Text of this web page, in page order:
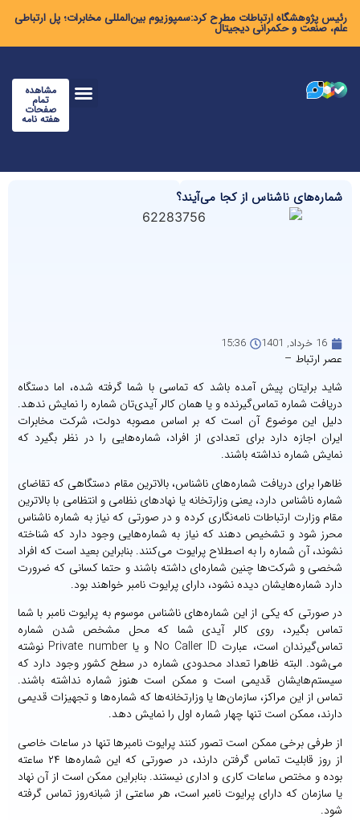
رئیس پژوهشگاه ارتباطات مطرح کرد:سمپوزیوم بین‌المللی مخابرات؛ پل ارتباطی
علم، صنعت و حکمرانی دیجیتال
مشاهده
تمام
صفحات
هفته نامه
شماره‌های ناشناس از کجا می‌آیند؟
16 خرداد, 1401 15:36
عصر ارتباط –
شاید برایتان پیش آمده باشد که تماسی با شما گرفته شده، اما دستگاه
دریافت شماره تماس‌گیرنده و یا همان کالر آیدی‌تان شماره را نمایش ندهد.
دلیل این موضوع آن است که بر اساس مصوبه دولت، شرکت مخابرات
ایران اجازه دارد برای تعدادی از افراد، شماره‌هایی را در نظر بگیرد که
نمایش شماره نداشته باشند.
ظاهرا برای دریافت شماره‌های ناشناس، بالاترین مقام دستگاهی که تقاضای
شماره ناشناس دارد، یعنی وزارتخانه یا نهادهای نظامی و انتظامی با بالاترین
مقام وزارت ارتباطات نامه‌نگاری کرده و در صورتی که نیاز به شماره ناشناس
محرز شود و تشخیص دهند که نیاز به شماره‌هایی وجود دارد که شناخته
نشوند، آن شماره را به اصطلاح پرایوت‌ می‌کنند. بنابراین بعید است که افراد
شخصی و شرکت‌ها چنین شماره‌ای داشته باشند و حتما کسانی که ضرورت
دارد شماره‌هایشان دیده نشود، دارای پرایوت نامبر خواهند بود.
در صورتی که یکی از این شماره‌های ناشناس موسوم به پرایوت نامبر با شما
تماس بگیرد، روی کالر آیدی شما که محل مشخص شدن شماره
تماس‌گیرندان است، عبارت No Caller ID و یا Private number نوشته
می‌شود. البته ظاهرا تعداد محدودی شماره در سطح کشور وجود دارد که
سیستم‌هایشان قدیمی است و ممکن است هنوز شماره نداشته باشند.
تماس از این مراکز، سازمان‌ها یا وزارتخانه‌ها که شماره‌ها و تجهیزات قدیمی
دارند، ممکن است تنها چهار شماره اول را نمایش دهد.
از طرفی برخی ممکن است تصور کنند پرایوت نامبرها تنها در ساعات خاصی
از روز قابلیت تماس گرفتن دارند، در صورتی که این شماره‌ها ۲۴ ساعته
بوده و مختص ساعات کاری و اداری نیستند. بنابراین ممکن است از آن نهاد
یا سازمان که دارای پرایوت نامبر است، هر ساعتی از شبانه‌روز تماس گرفته
شود.